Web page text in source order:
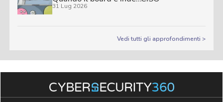
31 Lug 2026
Vedi tutti gli approfondimenti >